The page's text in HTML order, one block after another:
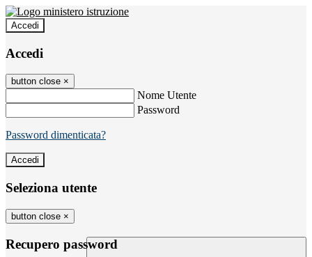
Accedi
Accedi
button close ×
Nome Utente
Password
Password dimenticata?
Seleziona utente
button close ×
Recupero password